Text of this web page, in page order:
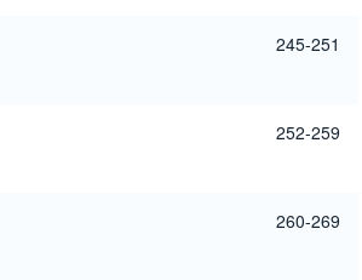
245-251
252-259
260-269